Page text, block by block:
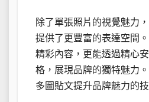
除了單張照片的視覺魅力
提供了更豐富的表達空間
精彩內容，更能透過精心
格，展現品牌的獨特魅力
多圖貼文提升品牌魅力的技